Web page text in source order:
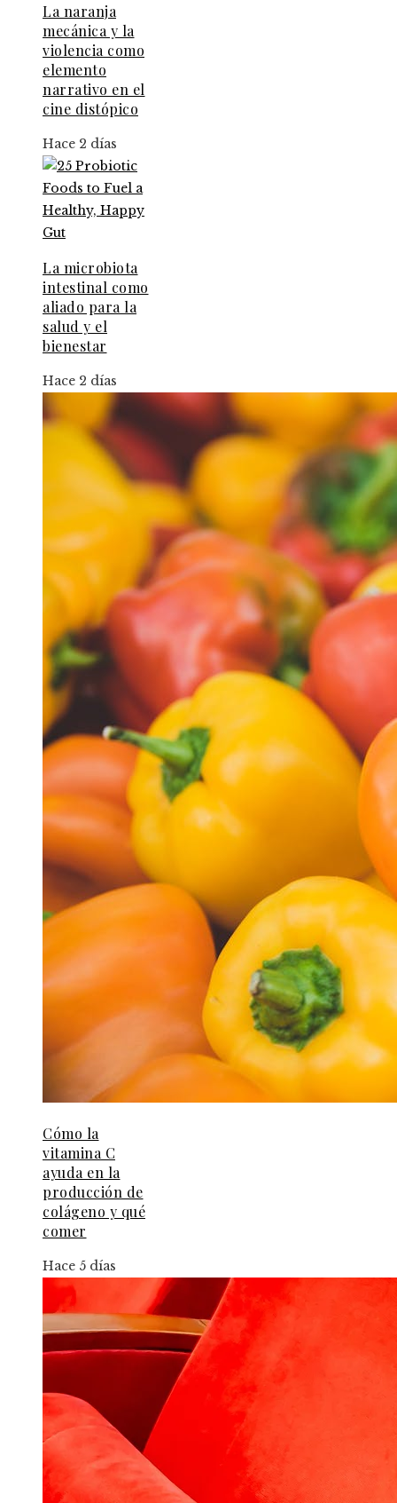
La naranja
mecánica y la
violencia como
elemento
narrativo en el
cine distópico
Hace 2 días
La microbiota
intestinal como
aliado para la
salud y el
bienestar
Hace 2 días
Cómo la
vitamina C
ayuda en la
producción de
colágeno y qué
comer
Hace 5 días